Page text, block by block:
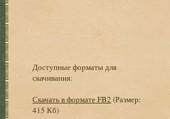
Доступные форматы для
скачивания:
Скачать в формате FB2 (Размер:
415 Кб)